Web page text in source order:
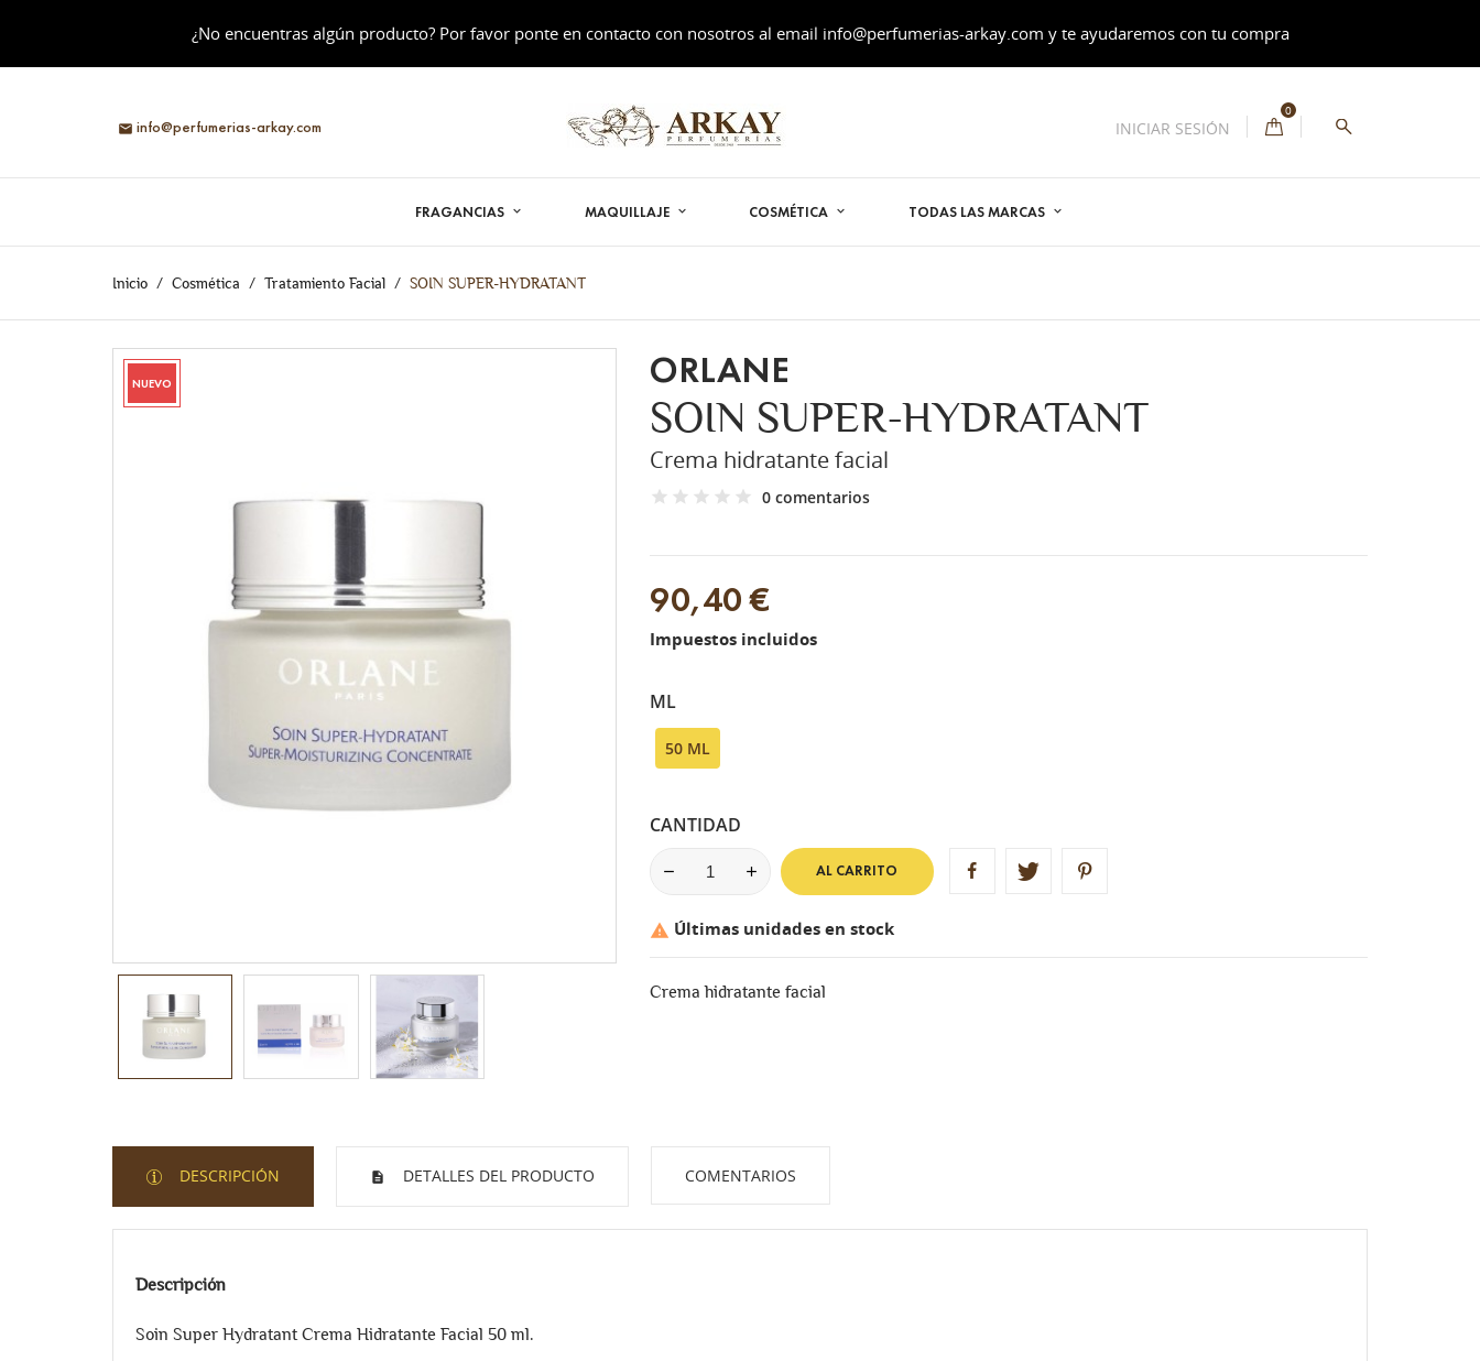
¿No encuentras algún producto? Por favor ponte en contacto con nosotros al email info@perfumerias-arkay.com y te ayudaremos con tu compra
 info@perfumerias-arkay.com INICIAR SESIÓN
0
FRAGANCIAS MAQUILLAJE COSMÉTICA TODAS LAS MARCAS
Inicio Cosmética Tratamiento Facial SOIN SUPER-HYDRATANT
NUEVO ORLANE
SOIN SUPER-HYDRATANT
Crema hidratante facial
0 comentarios
90,40 €
Impuestos incluidos
ML
50 ML
CANTIDAD
AL CARRITO
 Últimas unidades en stock
Crema hidratante facial
DESCRIPCIÓN DETALLES DEL PRODUCTO COMENTARIOS
Descripción
Soin Super Hydratant Crema Hidratante Facial 50 ml.